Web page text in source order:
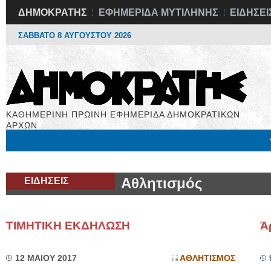
ΔΗΜΟΚΡΑΤΗΣ ΕΦΗΜΕΡΙΔΑ ΜΥΤΙΛΗΝΗΣ
ΣΑΒΒΑΤΟ 8 ΑΥΓΟΥΣΤΟΥ 2026
ΚΑΘΗΜΕΡΙΝΗ ΠΡΩΙΝΗ ΕΦΗΜΕΡΙΔΑ ΔΗΜΟΚΡΑΤΙΚΩΝ
ΑΡΧΩΝ
ΕΙΔΗΣΕΙΣ Αθλητισμός
ΤΙΜΗΤΙΚΗ ΕΚΔΗΛΩΣΗ
12 ΜΑΙΟΥ 2017 ΑΘΛΗΤΙΣΜΟΣ